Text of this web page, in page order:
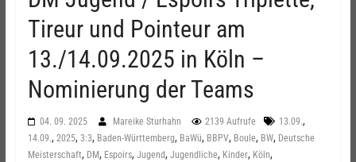
Tireur und Pointeur am
13./14.09.2025 in Köln –
Nominierung der Teams
04. 09. 2025 Mareike Sturhahn 2139 Aufrufe 13.09.,
14.09., 2025, 3:3, Baden-Württemberg, BaWü, BBPV, Boule, BW, Deutsche
Meisterschaft, DM, Espoirs, Jugend, Jugendliche, Kinder, Köln,